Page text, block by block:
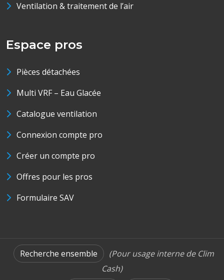
Ventilation & traitement de l’air
Espace pros
Pièces détachées
Multi VRF – Eau Glacée
Catalogue ventilation
Connexion compte pro
Créer un compte pro
Offres pour les pros
Formulaire SAV
Recherche ensemble
(Pour usage interne de Clim
Cash)